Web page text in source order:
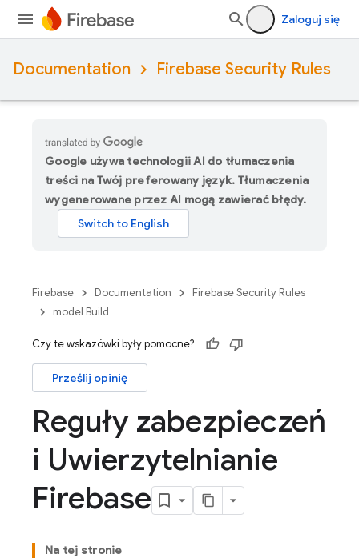
Zaloguj się
Documentation Firebase Security Rules
Google używa technologii AI do tłumaczenia
treści na Twój preferowany język. Tłumaczenia
wygenerowane przez AI mogą zawierać błędy.
Firebase Documentation
Firebase Security Rules
model Build
Czy te wskazówki były pomocne?
Prześlij opinię
Reguły zabezpieczeń
i Uwierzytelnianie
Firebase
Na tej stronie